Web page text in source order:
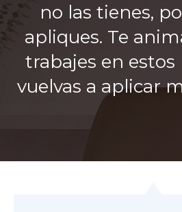
no las tienes,
apliques. Te
trabajes en
vuelvas a aplicar